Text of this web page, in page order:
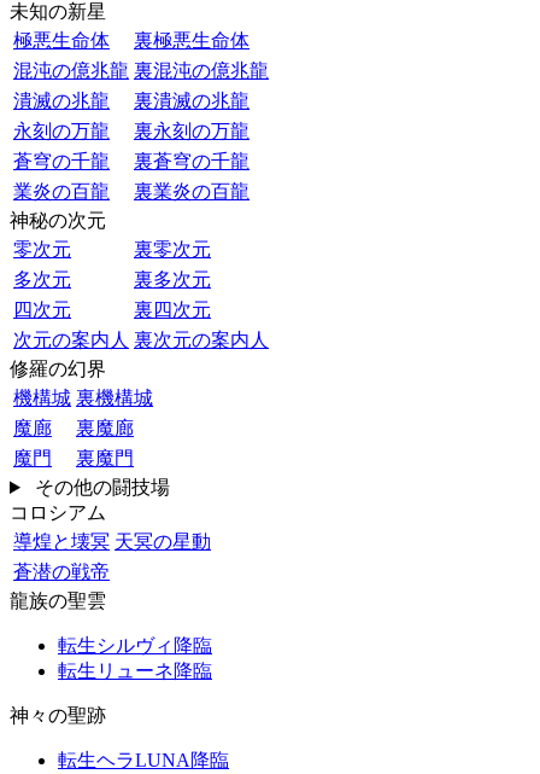
未知の新星
極悪生命体
裏極悪生命体
混沌の億兆龍 裏混沌の億兆龍
潰滅の兆龍
裏潰滅の兆龍
永刻の万龍
裏永刻の万龍
蒼穹の千龍
裏蒼穹の千龍
業炎の百龍
裏業炎の百龍
神秘の次元
零次元
裏零次元
多次元
裏多次元
四次元
裏四次元
次元の案内人 裏次元の案内人
修羅の幻界
機構城 裏機構城
魔廊
裏魔廊
魔門
裏魔門
その他の闘技場
コロシアム
導煌と壊冥 天冥の星動
蒼潜の戦帝
龍族の聖雲
転生シルヴィ降臨
転生リューネ降臨
神々の聖跡
転生ヘラLUNA降臨